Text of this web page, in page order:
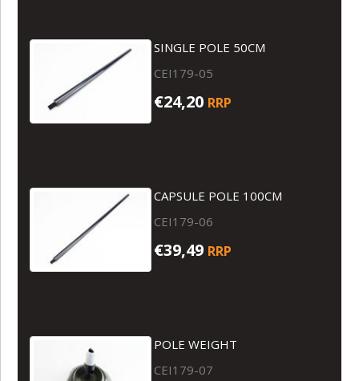
SINGLE POLE 50CM
CEI179-05
€24,20 RRP
CAPSULE POLE 100CM
CEI179-06
€39,49 RRP
POLE WEIGHT
CEI179-07